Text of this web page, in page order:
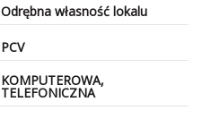
Odrębna własność lokalu
PCV
KOMPUTEROWA,
TELEFONICZNA